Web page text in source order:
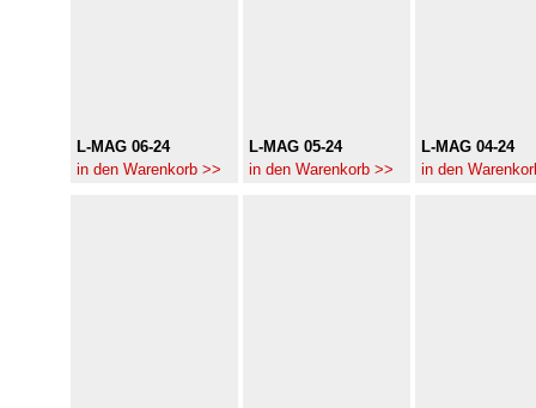
L-MAG 06-24
in den Warenkorb >>
L-MAG 05-24
in den Warenkorb >>
L-MAG 04-24
in den